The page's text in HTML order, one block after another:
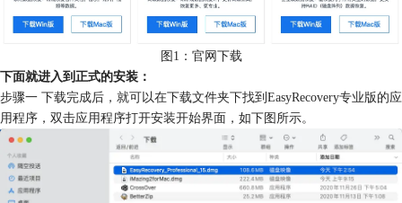
图1：官网下载
下面就进入到正式的安装：
步骤一 下载完成后，就可以在下载文件夹下找到EasyRecovery专业版的应
用程序，双击应用程序打开安装开始界面，如下图所示。